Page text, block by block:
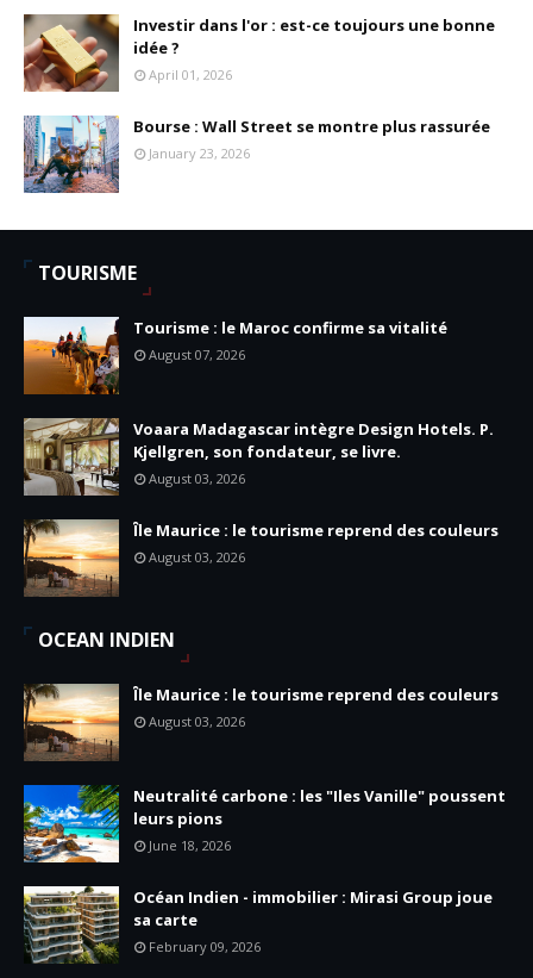
Investir dans l'or : est-ce toujours une bonne
idée ?
April 01, 2026
Bourse : Wall Street se montre plus rassurée
January 23, 2026
TOURISME
Tourisme : le Maroc confirme sa vitalité
August 07, 2026
Voaara Madagascar intègre Design Hotels. P.
Kjellgren, son fondateur, se livre.
August 03, 2026
Île Maurice : le tourisme reprend des couleurs
August 03, 2026
OCEAN INDIEN
Île Maurice : le tourisme reprend des couleurs
August 03, 2026
Neutralité carbone : les "Iles Vanille" poussent
leurs pions
June 18, 2026
Océan Indien - immobilier : Mirasi Group joue
sa carte
February 09, 2026